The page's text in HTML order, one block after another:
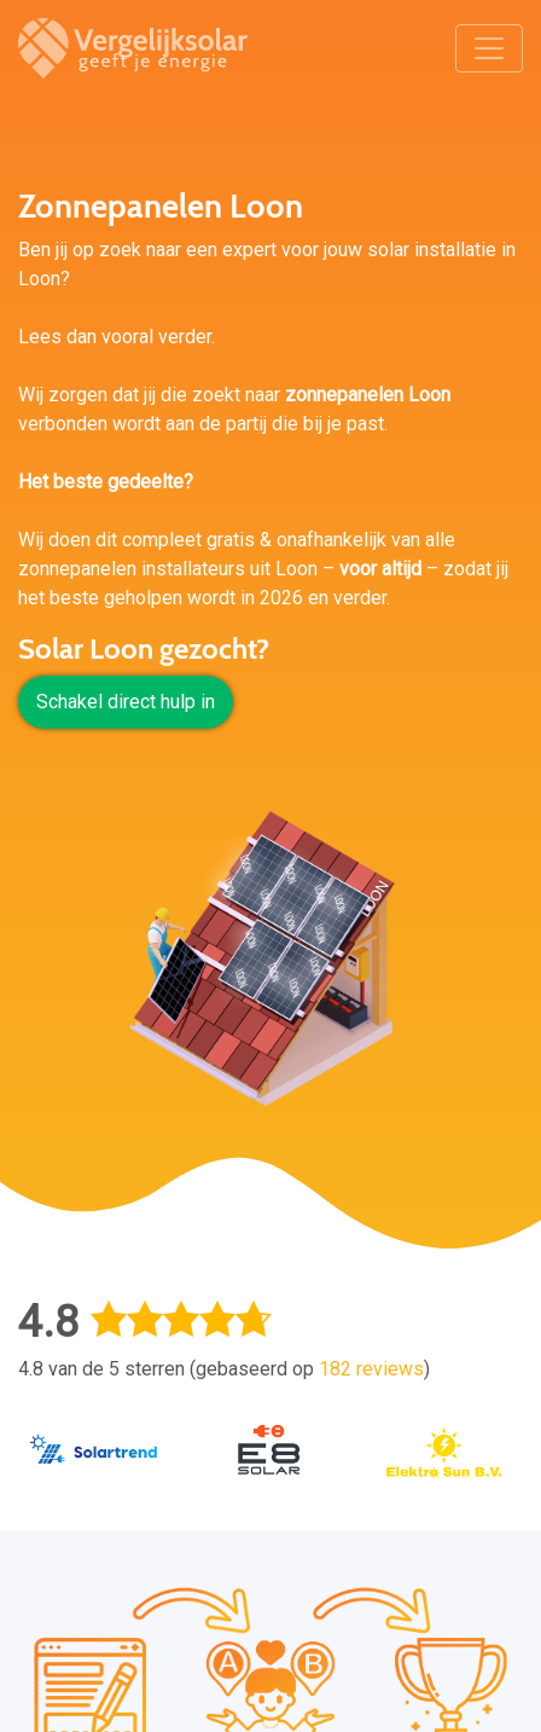
Zonnepanelen Loon
Ben jij op zoek naar een expert voor jouw solar installatie in
Loon?
Lees dan vooral verder.
Wij zorgen dat jij die zoekt naar zonnepanelen Loon
verbonden wordt aan de partij die bij je past.
Het beste gedeelte?
Wij doen dit compleet gratis & onafhankelijk van alle
zonnepanelen installateurs uit Loon – voor altijd – zodat jij
het beste geholpen wordt in 2026 en verder.
Solar Loon gezocht?
Schakel direct hulp in
4.8
4.8 van de 5 sterren (gebaseerd op 182 reviews)